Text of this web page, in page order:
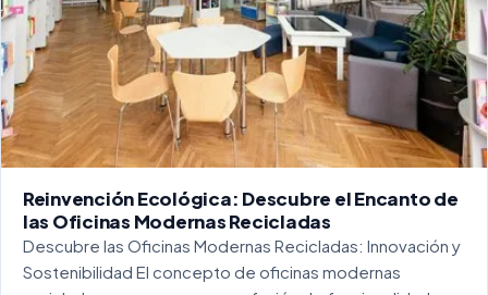
Reinvención Ecológica: Descubre el Encanto de
las Oficinas Modernas Recicladas
Descubre las Oficinas Modernas Recicladas: Innovación y
Sostenibilidad El concepto de oficinas modernas